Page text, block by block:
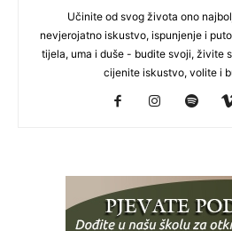
Učinite od svog života ono
nevjerojatno iskustvo, ispunjenje i
tijela, uma i duše - budite svoji, živite
cijenite iskustvo, volite i